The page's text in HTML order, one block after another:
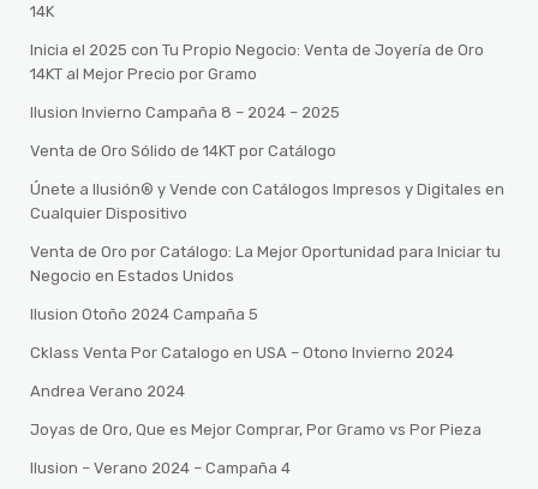
14K
Inicia el 2025 con Tu Propio Negocio: Venta de Joyería de Oro
14KT al Mejor Precio por Gramo
Ilusion Invierno Campaña 8 – 2024 – 2025
Venta de Oro Sólido de 14KT por Catálogo
Únete a Ilusión® y Vende con Catálogos Impresos y Digitales en
Cualquier Dispositivo
Venta de Oro por Catálogo: La Mejor Oportunidad para Iniciar tu
Negocio en Estados Unidos
Ilusion Otoño 2024 Campaña 5
Cklass Venta Por Catalogo en USA – Otono Invierno 2024
Andrea Verano 2024
Joyas de Oro, Que es Mejor Comprar, Por Gramo vs Por Pieza
Ilusion – Verano 2024 – Campaña 4